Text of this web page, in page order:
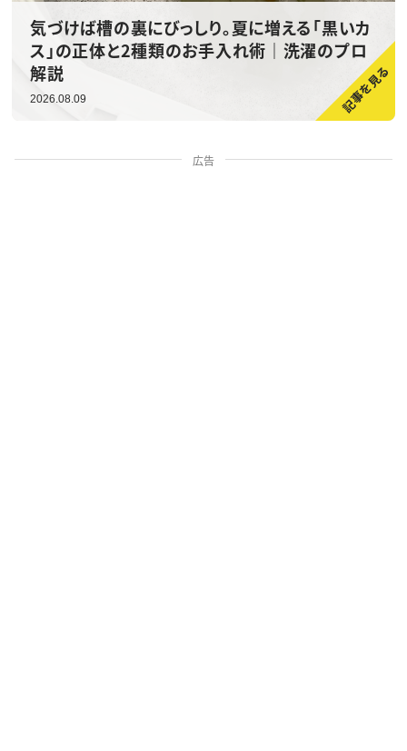
気づけば槽の裏にびっしり。夏に増える「黒いカ
ス」の正体と2種類のお手入れ術｜洗濯のプロ
解説
2026.08.09
広告